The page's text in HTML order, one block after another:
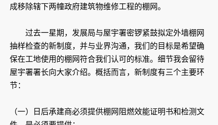
成移除辖下两幢政府建筑物维修工程的棚网。
过去一星期，发展局与屋宇署密锣紧鼓拟定外墙棚网
抽样检查的新制度，并与业界沟通，我们的目标是希望确
保在工地使用的棚网符合我们认可的标准。细节我会留待
屋宇署署长向大家介绍。概括而言，新制度有三个主要环
节：
（一）日后承建商必须提供棚网阻燃效能证明书和检测文